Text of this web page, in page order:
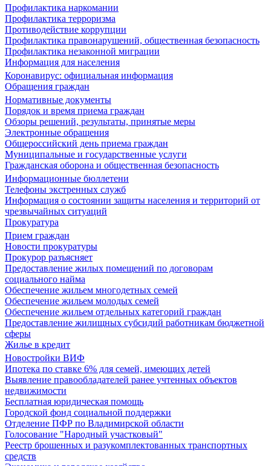
Профилактика наркомании
Профилактика терроризма
Противодействие коррупции
Профилактика правонарушений, общественная безопасность
Профилактика незаконной миграции
Информация для населения
Коронавирус: официальная информация
Обращения граждан
Нормативные документы
Порядок и время приема граждан
Обзоры решений, результаты, принятые меры
Электронные обращения
Общероссийский день приема граждан
Муниципальные и государственные услуги
Гражданская оборона и общественная безопасность
Информационные бюллетени
Телефоны экстренных служб
Информация о состоянии защиты населения и территорий от
чрезвычайных ситуаций
Прокуратура
Прием граждан
Новости прокуратуры
Прокурор разъясняет
Предоставление жилых помещений по договорам
социального найма
Обеспечение жильем многодетных семей
Обеспечение жильем молодых семей
Обеспечение жильем отдельных категорий граждан
Предоставление жилищных субсидий работникам бюджетной
сферы
Жилье в кредит
Новостройки ВИФ
Ипотека по ставке 6% для семей, имеющих детей
Выявление правообладателей ранее учтенных объектов
недвижимости
Бесплатная юридическая помощь
Городской фонд социальной поддержки
Отделение ПФР по Владимирской области
Голосование "Народный участковый"
Реестр брошенных и разукомплектованных транспортных
средств